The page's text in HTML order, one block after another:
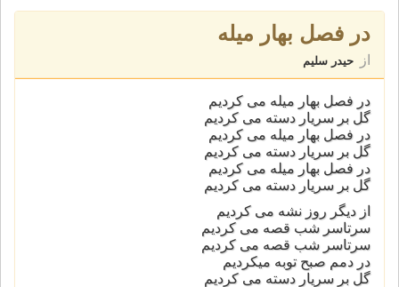
در فصل بهار میله
از حیدر سلیم
در فصل بهار میله می کردیم
گل بر سریار دسته می کردیم
در فصل بهار میله می کردیم
گل بر سریار دسته می کردیم
در فصل بهار میله می کردیم
گل بر سریار دسته می کردیم
از دیگر روز نشه می کردیم
سرتاسر شب قصه می کردیم
سرتاسر شب قصه می کردیم
در دمم صبح توبه میکردیم
گل بر سریار دسته می کردیم